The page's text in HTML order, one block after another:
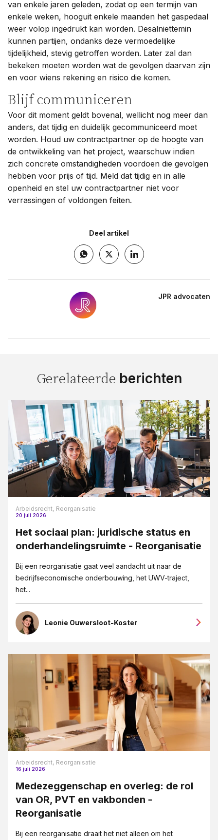
van enkele jaren geleden, zodat op een termijn van
enkele weken, hooguit enkele maanden het gaspedaal
weer volop ingedrukt kan worden. Desalniettemin
kunnen partijen, ondanks deze vermoedelijke
tijdelijkheid, stevig getroffen worden. Later zal dan
bekeken moeten worden wat de gevolgen daarvan zijn
en voor wiens rekening en risico die komen.
Blijf communiceren
Voor dit moment geldt bovenal, wellicht nog meer dan
anders, dat tijdig en duidelijk gecommuniceerd moet
worden. Houd uw contractpartner op de hoogte van
de ontwikkeling van het project, waarschuw indien
zich concrete omstandigheden voordoen die gevolgen
hebben voor prijs of tijd. Meld dat tijdig en in alle
openheid en stel uw contractpartner niet voor
verrassingen of voldongen feiten.
Deel artikel
JPR advocaten
Gerelateerde berichten
Arbeidsrecht, Reorganisatie
20 juli 2026
Het sociaal plan: juridische status en
onderhandelingsruimte - Reorganisatie
Bij een reorganisatie gaat veel aandacht uit naar de
bedrijfseconomische onderbouwing, het UWV-traject,
het...
Leonie Ouwersloot-Koster
Arbeidsrecht, Reorganisatie
16 juli 2026
Medezeggenschap en overleg: de rol
van OR, PVT en vakbonden -
Reorganisatie
Bij een reorganisatie draait het niet alleen om het